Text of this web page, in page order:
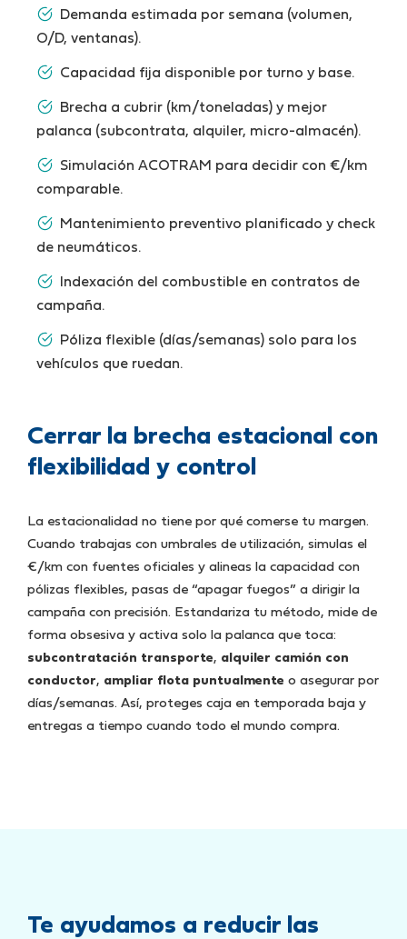
Demanda estimada por semana (volumen,
O/D, ventanas).
Capacidad fija disponible por turno y base.
Brecha a cubrir (km/toneladas) y mejor
palanca (subcontrata, alquiler, micro-almacén).
Simulación ACOTRAM para decidir con €/km
comparable.
Mantenimiento preventivo planificado y check
de neumáticos.
Indexación del combustible en contratos de
campaña.
Póliza flexible (días/semanas) solo para los
vehículos que ruedan.
Cerrar la brecha estacional con
flexibilidad y control
La estacionalidad no tiene por qué comerse tu margen.
Cuando trabajas con umbrales de utilización, simulas el
€/km con fuentes oficiales y alineas la capacidad con
pólizas flexibles, pasas de “apagar fuegos” a dirigir la
campaña con precisión. Estandariza tu método, mide de
forma obsesiva y activa solo la palanca que toca:
subcontratación transporte, alquiler camión con
conductor, ampliar flota puntualmente o asegurar por
días/semanas. Así, proteges caja en temporada baja y
entregas a tiempo cuando todo el mundo compra.
Te ayudamos a reducir las